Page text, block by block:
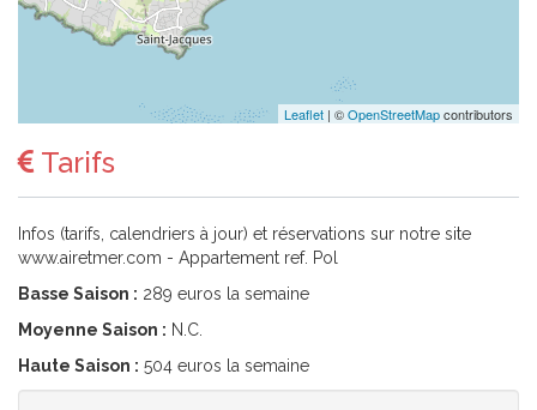
Leaflet | ©OpenStreetMapcontributors
Tarifs
Infos (tarifs, calendriers à jour) et réservations sur notre site
www.airetmer.com - Appartement ref. Pol
Basse Saison : 289 euros la semaine
Moyenne Saison : N.C.
Haute Saison : 504 euros la semaine